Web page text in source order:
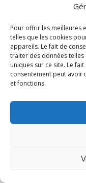
Pour offrir les meilleures
telles que les cookies
appareils. Le fait de
traiter des données
uniques sur ce site. Le
consentement peut avoir
et fonctions.
C’est un
projet. Entre
est souvent
d’intention soit
vous livre
©